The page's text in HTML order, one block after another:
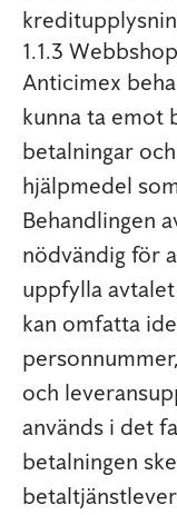
1.1.3
Anticimex
kunna ta emot
betalningar
hjälpmedel
Behandlingen
nödvändig för
uppfylla
kan omfatta
och
används i det
betalningen